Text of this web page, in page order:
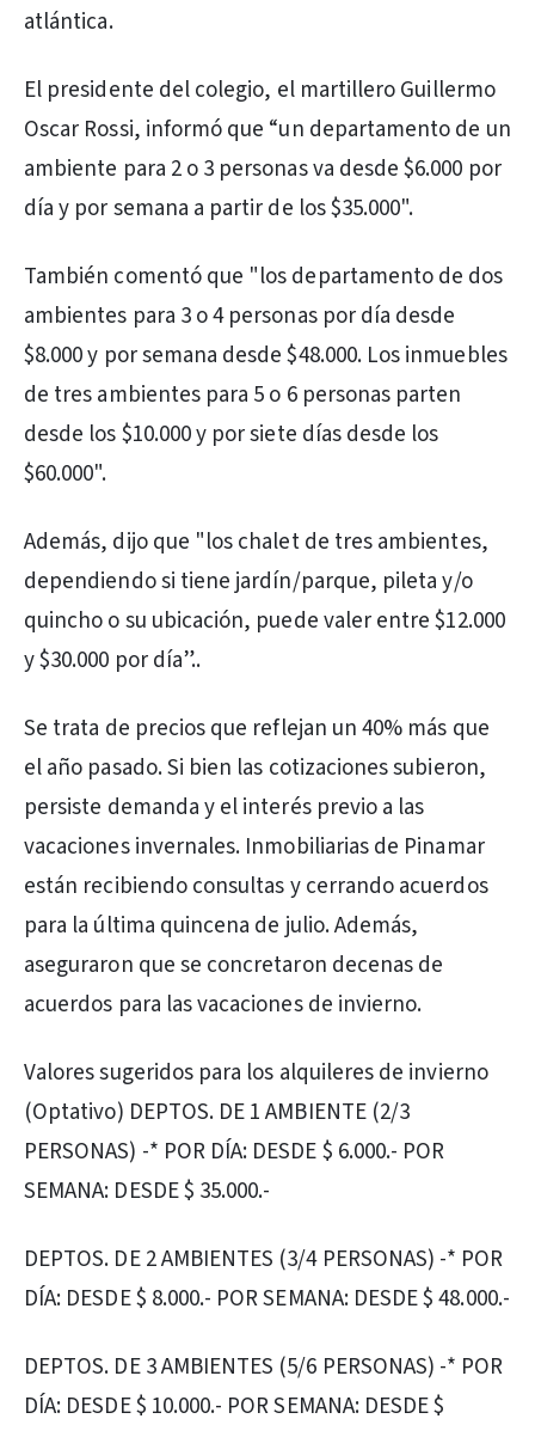
atlántica.
El presidente del colegio, el martillero Guillermo
Oscar Rossi, informó que “un departamento de un
ambiente para 2 o 3 personas va desde $6.000 por
día y por semana a partir de los $35.000".
También comentó que "los departamento de dos
ambientes para 3 o 4 personas por día desde
$8.000 y por semana desde $48.000. Los inmuebles
de tres ambientes para 5 o 6 personas parten
desde los $10.000 y por siete días desde los
$60.000".
Además, dijo que "los chalet de tres ambientes,
dependiendo si tiene jardín/parque, pileta y/o
quincho o su ubicación, puede valer entre $12.000
y $30.000 por día”..
Se trata de precios que reflejan un 40% más que
el año pasado. Si bien las cotizaciones subieron,
persiste demanda y el interés previo a las
vacaciones invernales. Inmobiliarias de Pinamar
están recibiendo consultas y cerrando acuerdos
para la última quincena de julio. Además,
aseguraron que se concretaron decenas de
acuerdos para las vacaciones de invierno.
Valores sugeridos para los alquileres de invierno
(Optativo) DEPTOS. DE 1 AMBIENTE (2/3
PERSONAS) -* POR DÍA: DESDE $ 6.000.- POR
SEMANA: DESDE $ 35.000.-
DEPTOS. DE 2 AMBIENTES (3/4 PERSONAS) -* POR
DÍA: DESDE $ 8.000.- POR SEMANA: DESDE $ 48.000.-
DEPTOS. DE 3 AMBIENTES (5/6 PERSONAS) -* POR
DÍA: DESDE $ 10.000.- POR SEMANA: DESDE $